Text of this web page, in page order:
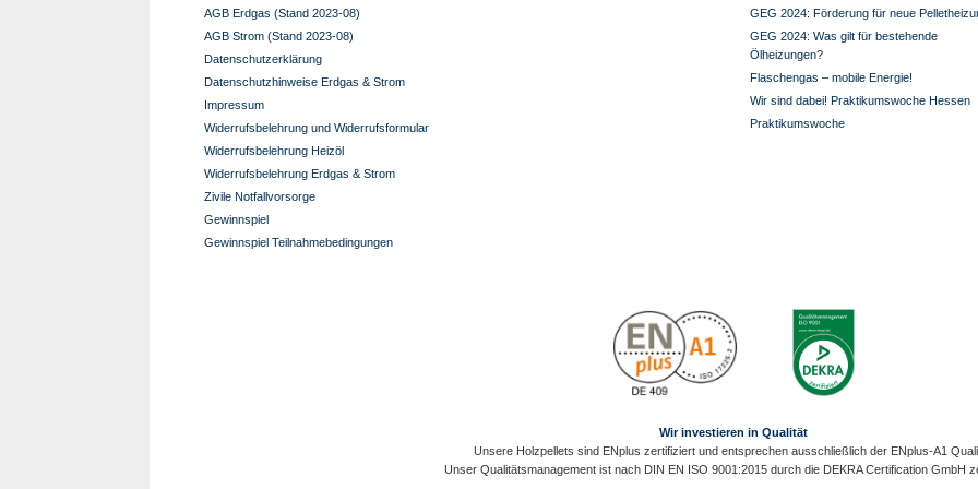
AGB Erdgas (Stand 2023-08)
AGB Strom (Stand 2023-08)
Datenschutzerklärung
Datenschutzhinweise Erdgas & Strom
Impressum
Widerrufsbelehrung und Widerrufsformular
Widerrufsbelehrung Heizöl
Widerrufsbelehrung Erdgas & Strom
Zivile Notfallvorsorge
Gewinnspiel
Gewinnspiel Teilnahmebedingungen
GEG 2024: Förderung für neue
GEG 2024: Was gilt für bestehende
Ölheizungen?
Flaschengas – mobile Energie!
Wir sind dabei! Praktikumswoche Hessen
Praktikumswoche
Wir investieren in Qualität
Unsere Holzpellets sind ENplus zertifiziert und entsprechen ausschließlich der ENplus-A1
Unser Qualitätsmanagement ist nach DIN EN ISO 9001:2015 durch die DEKRA Certification GmbH